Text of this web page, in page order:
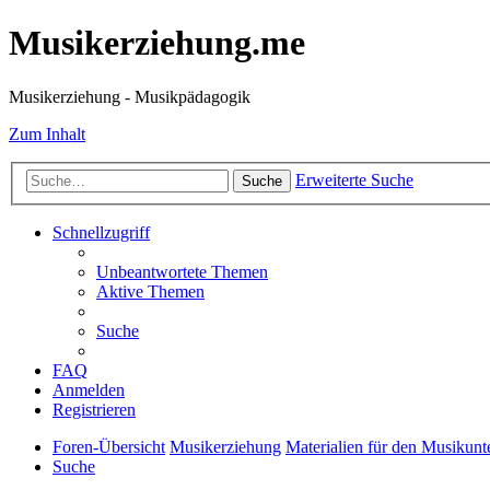
Musikerziehung.me
Musikerziehung - Musikpädagogik
Zum Inhalt
Suche Erweiterte Suche
Schnellzugriff
Unbeantwortete Themen
Aktive Themen
Suche
FAQ
Anmelden
Registrieren
Foren-Übersicht Musikerziehung Materialien für den
Suche